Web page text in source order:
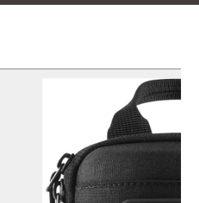
モバイルミリタリー